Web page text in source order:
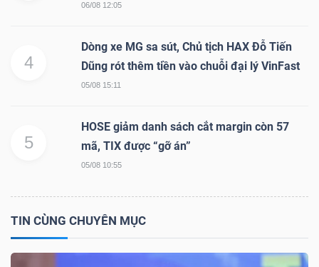
06/08 12:05
4
Dòng xe MG sa sút, Chủ tịch HAX Đỗ Tiến
Dũng rót thêm tiền vào chuỗi đại lý VinFast
05/08 15:11
5
HOSE giảm danh sách cắt margin còn 57
mã, TIX được “gỡ án”
05/08 10:55
TIN CÙNG CHUYÊN MỤC
CHĂM